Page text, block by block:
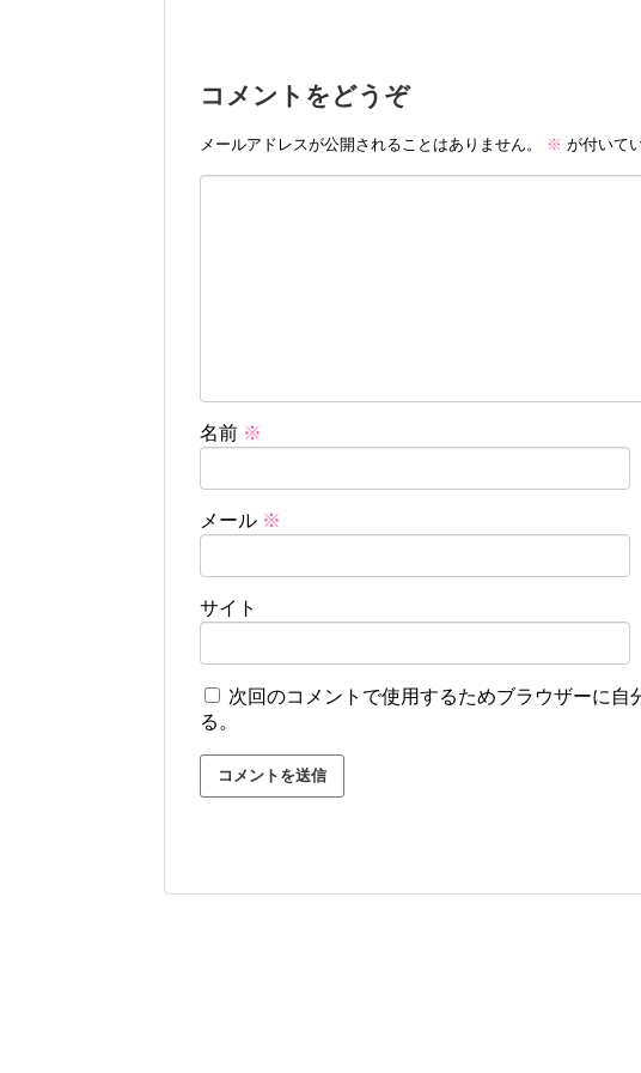
コメントをどうぞ
メールアドレスが公開されることはありません。 ※ が付いて
名前 ※
メール ※
サイト
次回のコメントで使用するためブラウザーに
る。